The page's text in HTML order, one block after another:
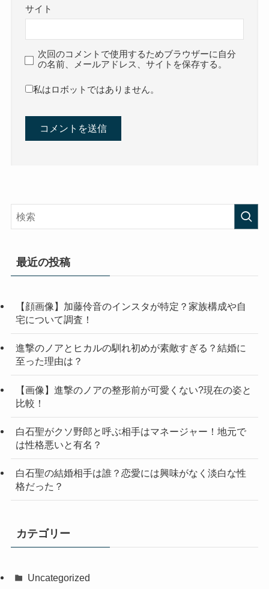
サイト
次回のコメントで使用するためブラウザーに自分
の名前、メールアドレス、サイトを保存する。
私はロボットではありません。
最近の投稿
【顔画像】加藤伶音のインスタが特定？家族構成や自
宅について調査！
進撃のノアとヒカルの馴れ初めが素敵すぎる？結婚に
至った理由は？
【画像】進撃のノアの整形前が可愛くない?現在の姿と
比較！
白石聖がクソ野郎と呼ぶ相手はマネージャー！地元で
は性格悪いと有名？
白石聖の結婚相手は誰？恋愛には興味がなく淡白な性
格だった？
カテゴリー
Uncategorized